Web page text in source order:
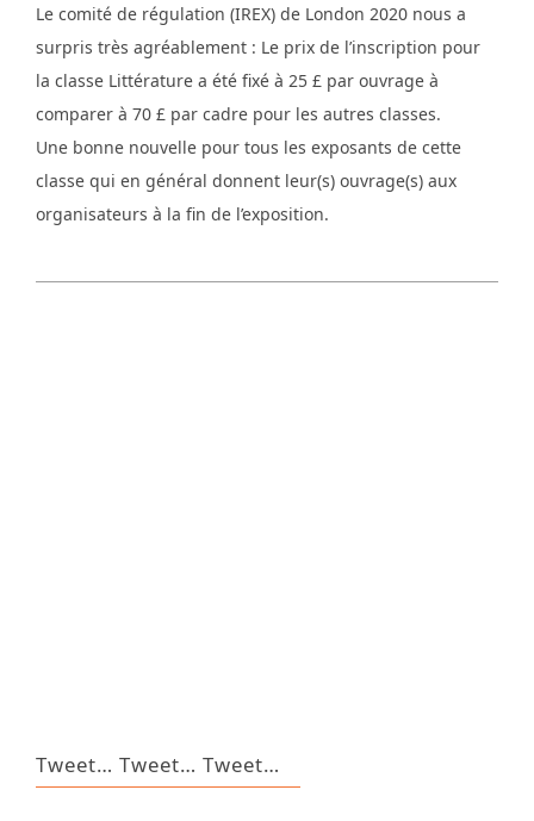
Le comité de régulation (IREX) de London 2020 nous a
surpris très agréablement : Le prix de l’inscription pour
la classe Littérature a été fixé à 25 £ par ouvrage à
comparer à 70 £ par cadre pour les autres classes.
Une bonne nouvelle pour tous les exposants de cette
classe qui en général donnent leur(s) ouvrage(s) aux
organisateurs à la fin de l’exposition.
Tweet… Tweet… Tweet…